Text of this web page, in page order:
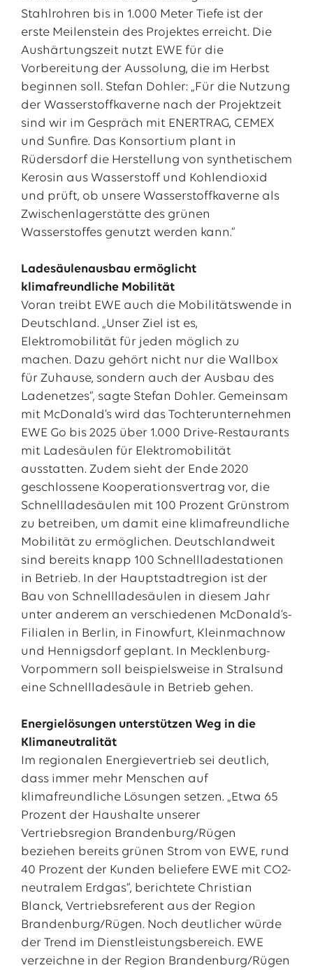
Stahlrohren bis in 1.000 Meter Tiefe ist der
erste Meilenstein des Projektes erreicht. Die
Aushärtungszeit nutzt EWE für die
Vorbereitung der Aussolung, die im Herbst
beginnen soll. Stefan Dohler: „Für die Nutzung
der Wasserstoffkaverne nach der Projektzeit
sind wir im Gespräch mit ENERTRAG, CEMEX
und Sunfire. Das Konsortium plant in
Rüdersdorf die Herstellung von synthetischem
Kerosin aus Wasserstoff und Kohlendioxid
und prüft, ob unsere Wasserstoffkaverne als
Zwischenlagerstätte des grünen
Wasserstoffes genutzt werden kann.“
Ladesäulenausbau ermöglicht
klimafreundliche Mobilität
Voran treibt EWE auch die Mobilitätswende in
Deutschland. „Unser Ziel ist es,
Elektromobilität für jeden möglich zu
machen. Dazu gehört nicht nur die Wallbox
für Zuhause, sondern auch der Ausbau des
Ladenetzes“, sagte Stefan Dohler. Gemeinsam
mit McDonald’s wird das Tochterunternehmen
EWE Go bis 2025 über 1.000 Drive-Restaurants
mit Ladesäulen für Elektromobilität
ausstatten. Zudem sieht der Ende 2020
geschlossene Kooperationsvertrag vor, die
Schnellladesäulen mit 100 Prozent Grünstrom
zu betreiben, um damit eine klimafreundliche
Mobilität zu ermöglichen. Deutschlandweit
sind bereits knapp 100 Schnellladestationen
in Betrieb. In der Hauptstadtregion ist der
Bau von Schnellladesäulen in diesem Jahr
unter anderem an verschiedenen McDonald‘s-
Filialen in Berlin, in Finowfurt, Kleinmachnow
und Hennigsdorf geplant. In Mecklenburg-
Vorpommern soll beispielsweise in Stralsund
eine Schnellladesäule in Betrieb gehen.
Energielösungen unterstützen Weg in die
Klimaneutralität
Im regionalen Energievertrieb sei deutlich,
dass immer mehr Menschen auf
klimafreundliche Lösungen setzen. „Etwa 65
Prozent der Haushalte unserer
Vertriebsregion Brandenburg/Rügen
beziehen bereits grünen Strom von EWE, rund
40 Prozent der Kunden beliefere EWE mit CO2-
neutralem Erdgas“, berichtete Christian
Blanck, Vertriebsreferent aus der Region
Brandenburg/Rügen. Noch deutlicher würde
der Trend im Dienstleistungsbereich. EWE
verzeichne in der Region Brandenburg/Rügen